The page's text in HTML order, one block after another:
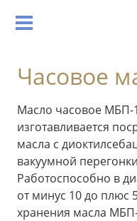
Часовое
Масло часовое МБП-
изготавливается
масла с
вакуумной
Работоспособно в
от минус 10 до плюс
хранения масла МБП-